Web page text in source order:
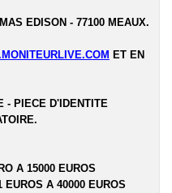
EDISON - 77100 MEAUX.
ET EN
- PIECE D'IDENTITE
A 15000 EUROS
A 40000 EUROS